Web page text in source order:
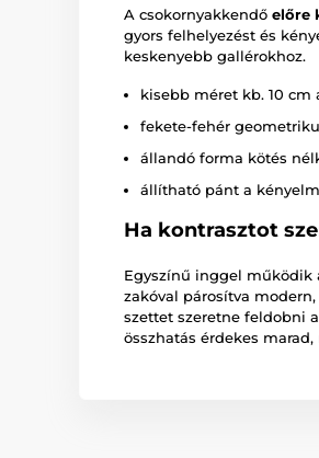
A csokornyakkendő előre
gyors felhelyezést és
keskenyebb gallérokhoz.
kisebb méret kb. 10
fekete-fehér
állandó forma kötés
állítható pánt a
Ha kontrasztot
Egyszínű inggel működik
zakóval párosítva
szettet szeretne feldobni
összhatás érdekes